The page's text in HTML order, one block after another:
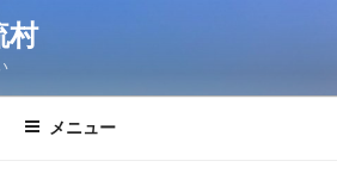
村
メニュー